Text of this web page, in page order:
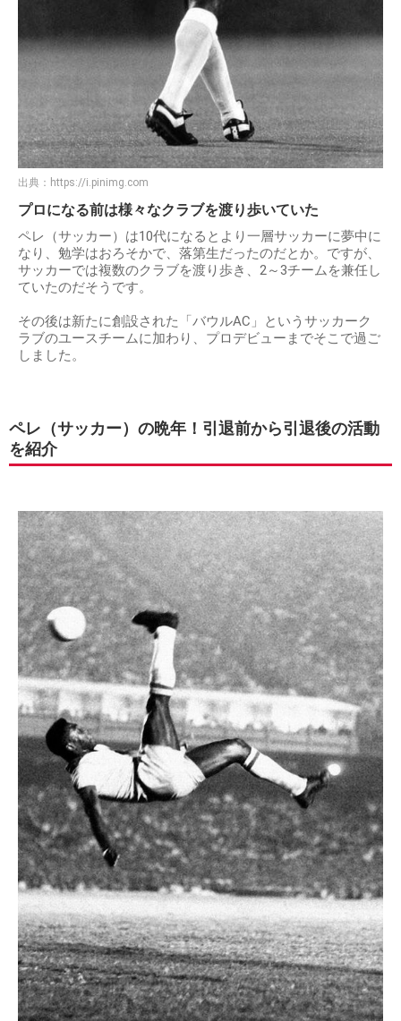
出典： https://i.pinimg.com
プロになる前は様々なクラブを渡り歩いていた
ペレ（サッカー）は10代になるとより一層サッカーに夢中に
なり、勉学はおろそかで、落第生だったのだとか。ですが、
サッカーでは複数のクラブを渡り歩き、2～3チームを兼任し
ていたのだそうです。
その後は新たに創設された「バウルAC」というサッカーク
ラブのユースチームに加わり、プロデビューまでそこで過ご
しました。
ペレ（サッカー）の晩年！引退前から引退後の活動
を紹介